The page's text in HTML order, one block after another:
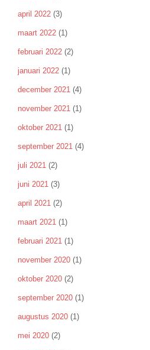
april 2022 (3)
maart 2022 (1)
februari 2022 (2)
januari 2022 (1)
december 2021 (4)
november 2021 (1)
oktober 2021 (1)
september 2021 (4)
juli 2021 (2)
juni 2021 (3)
april 2021 (2)
maart 2021 (1)
februari 2021 (1)
november 2020 (1)
oktober 2020 (2)
september 2020 (1)
augustus 2020 (1)
mei 2020 (2)